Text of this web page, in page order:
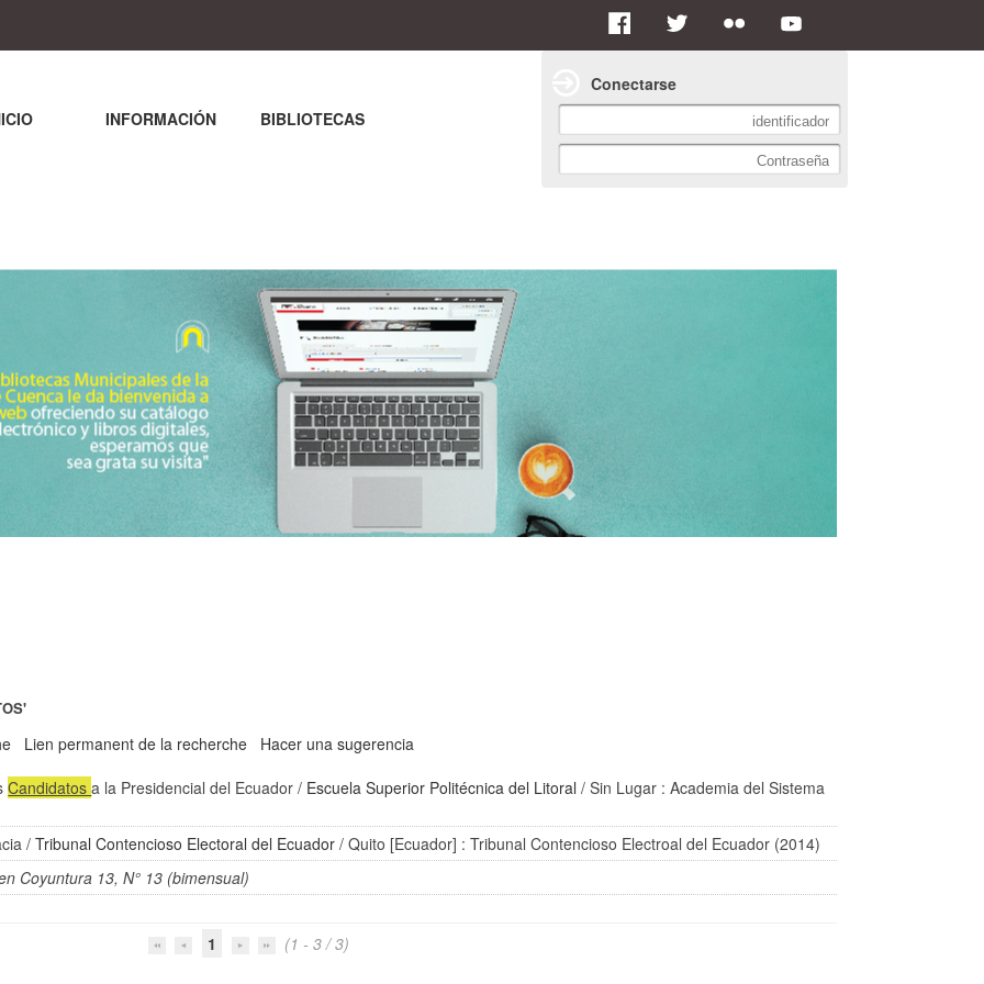
Lien permanent de la recherche
Hacer una sugerencia
Candidatosa la Presidencial del Ecuador / Escuela Superior Politécnica del Litoral / Sin Lugar : Academia del Sistema
/Tribunal Contencioso Electoral del Ecuador / Quito [Ecuador] : Tribunal Contencioso Electroal del Ecuador (2014)
Coyuntura 13, N° 13 (bimensual)
1 (1 - 3 / 3)
INFORMACIÓN BIBLIOTECAS
Conectarse